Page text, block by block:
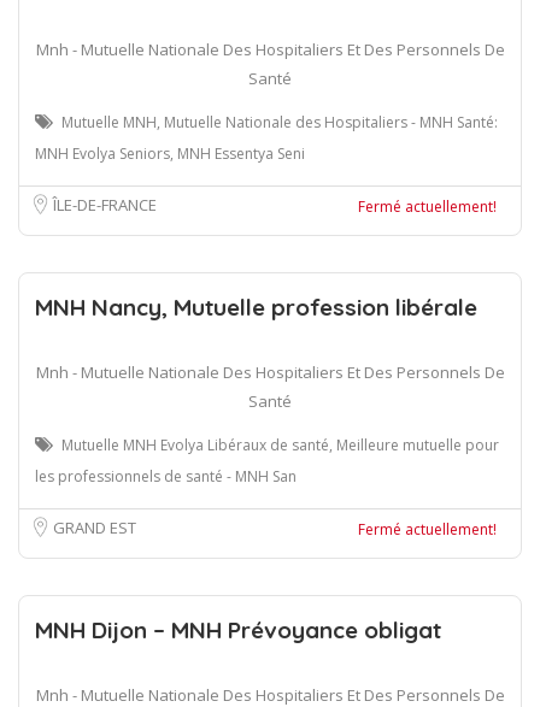
Mnh - Mutuelle Nationale Des Hospitaliers Et Des Personnels De
Santé
Mutuelle MNH, Mutuelle Nationale des Hospitaliers - MNH Santé:
MNH Evolya Seniors, MNH Essentya Seni
ÎLE-DE-FRANCE Fermé actuellement!
MNH Nancy, Mutuelle profession libérale
Mnh - Mutuelle Nationale Des Hospitaliers Et Des Personnels De
Santé
Mutuelle MNH Evolya Libéraux de santé, Meilleure mutuelle pour
les professionnels de santé - MNH San
GRAND EST Fermé actuellement!
MNH Dijon – MNH Prévoyance obligat
Mnh - Mutuelle Nationale Des Hospitaliers Et Des Personnels De